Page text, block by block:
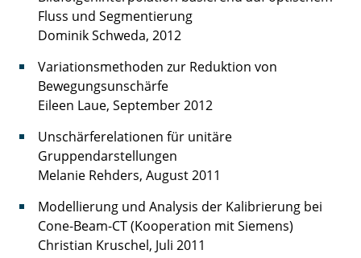
Fluss und Segmentierung
Dominik Schweda, 2012
Variationsmethoden zur Reduktion von
Bewegungsunschärfe
Eileen Laue, September 2012
Unschärferelationen für unitäre
Gruppendarstellungen
Melanie Rehders, August 2011
Modellierung und Analysis der Kalibrierung bei
Cone-Beam-CT (Kooperation mit Siemens)
Christian Kruschel, Juli 2011